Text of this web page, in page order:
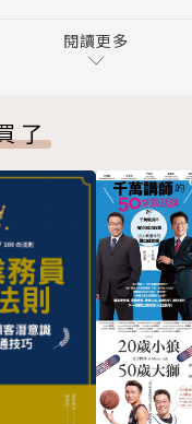
以致用，切身感受經
間，或是考前臨時抱佛
學梗概。速成！速效
思維！
週讀完，同系列尚有
了沒，系列特點包括：
經濟學思想啟蒙時代
中──經濟學百家爭鳴
星期三，Scholar
學做出重大貢獻？
成者──李嘉圖（
學──邊沁（Jeremy
論──馬爾薩斯（
）
古諾（Antoine
閱讀更多
了